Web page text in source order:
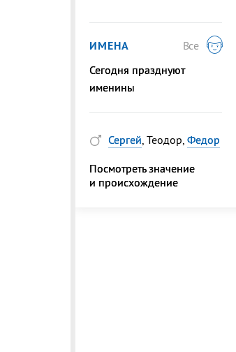
ИМЕНА
Все
Сегодня празднуют
именины
Сергей, Теодор, Федор
Посмотреть значение
и происхождение